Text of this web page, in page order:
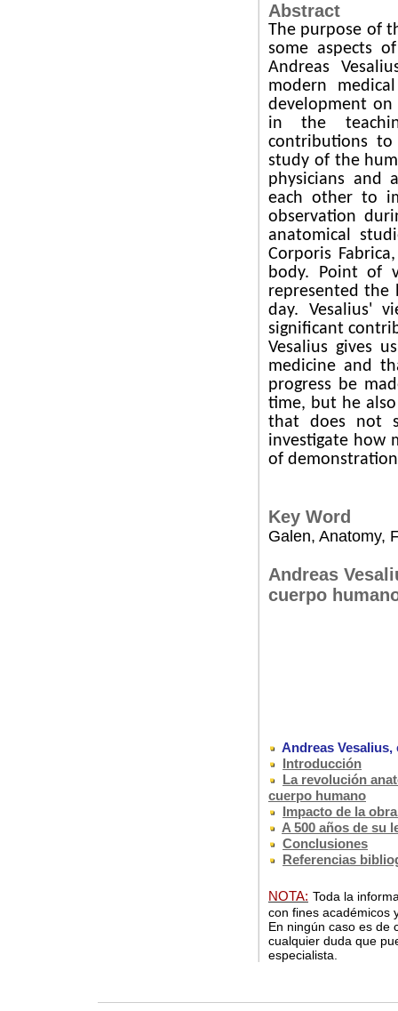
Abstract
The purpose of
some aspects
Andreas
modern
development
in the
contributions
study of the
physicians and
each other to
observation
anatomical
Corporis
body. Point of
represented the
day. Vesalius'
significant
Vesalius gives
medicine and
progress be
time, but he
that does not
investigate how
of
Key Word
Galen, Anatomy,
Andreas
cuerpo
Andreas
Introducción
La revolución
cuerpo humano
Impacto de la
A 500 años de su
Conclusiones
Referencias
NOTA: Toda la
con fines académicos
En ningún caso es de
cualquier duda que
especialista.